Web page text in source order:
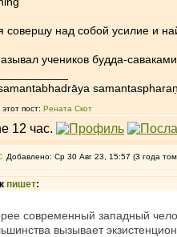
совершу над собой усилие и
учеников будда-
пост: Рената Скот
Добавлено: Ср 30 Авг 23, 15:57 (3 года
пишет:
современный западный
вызывает